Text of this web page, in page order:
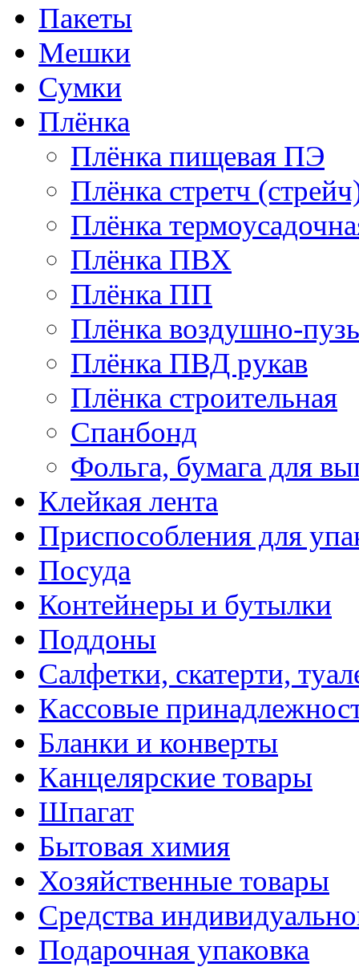
Пакеты
Мешки
Сумки
Плёнка
Плёнка пищевая ПЭ
Плёнка стретч
Плёнка
Плёнка ПВХ
Плёнка ПП
Плёнка воздушно-
Плёнка ПВД рукав
Плёнка строительная
Спанбонд
Фольга, бумага для
Клейкая лента
Приспособления для
Посуда
Контейнеры и бутылки
Поддоны
Салфетки, скатерти,
Кассовые
Бланки и конверты
Канцелярские товары
Шпагат
Бытовая химия
Хозяйственные товары
Средства
Подарочная упаковка